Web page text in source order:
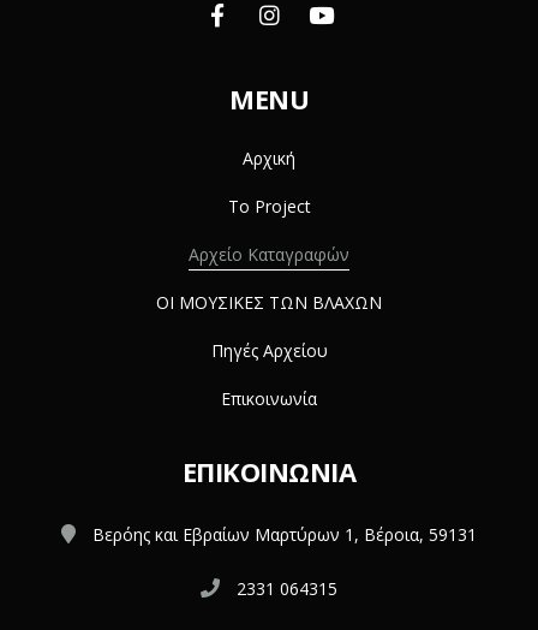
MENU
Αρχική
Το Project
Αρχείο Καταγραφών
ΟΙ ΜΟΥΣΙΚΕΣ ΤΩΝ ΒΛΑΧΩΝ
Πηγές Αρχείου
Επικοινωνία
ΕΠΙΚΟΙΝΩΝΊΑ
Βερόης και Εβραίων Μαρτύρων 1, Βέροια, 59131
2331 064315